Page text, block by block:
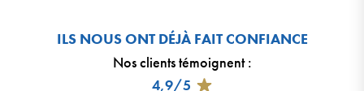
ILS NOUS ONT DÉJÀ FAIT CONFIANCE
Nos clients témoignent:
4,9/5